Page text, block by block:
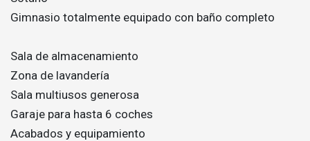
Gimnasio totalmente equipado con baño completo
Sala de almacenamiento
Zona de lavandería
Sala multiusos generosa
Garaje para hasta 6 coches
Acabados y equipamiento